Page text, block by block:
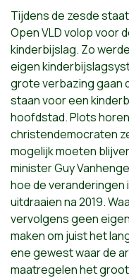
Tijdens de zesde
Open VLD volop voor
kinderbijslag. Zo
eigen
grote verbazing gaan
staan voor een
hoofdstad. Plots
christendemocraten
mogelijk moeten
minister Guy
hoe de veranderingen
uitdraaien na 2019.
vervolgens geen
maken om juist het
ene gewest waar de
maatregelen het